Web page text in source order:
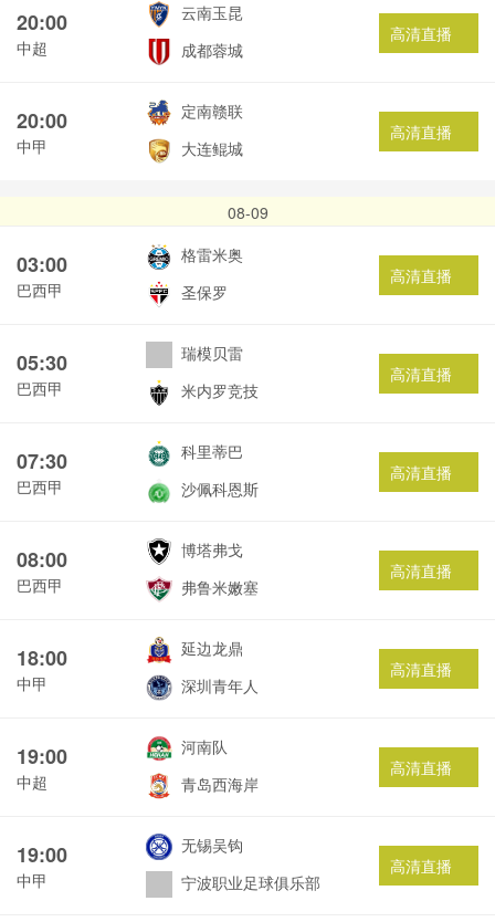
20:00
中超
云南玉昆
成都蓉城
高清直播
20:00
中甲
定南赣联
大连鲲城
高清直播
08-09
03:00
巴西甲
格雷米奥
圣保罗
高清直播
05:30
巴西甲
瑞模贝雷
米内罗竞技
高清直播
07:30
巴西甲
科里蒂巴
沙佩科恩斯
高清直播
08:00
巴西甲
博塔弗戈
弗鲁米嫩塞
高清直播
18:00
中甲
延边龙鼎
深圳青年人
高清直播
19:00
中超
河南队
青岛西海岸
高清直播
19:00
中甲
无锡吴钩
宁波职业足球俱乐部
高清直播